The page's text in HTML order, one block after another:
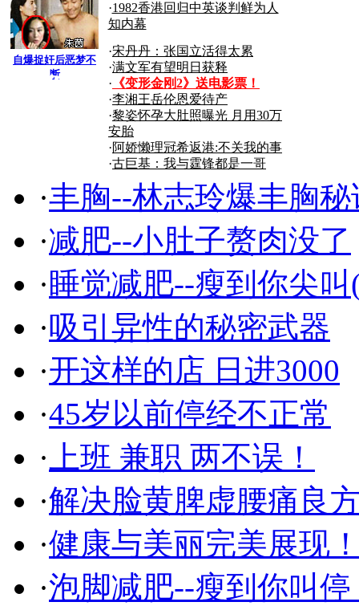
自爆捉奸后恶梦不
断
·1982香港回归中英谈判鲜为人
知内幕
·宋丹丹：张国立活得太累
·满文军有望明日获释
· 《变形金刚2》送电影票！
·李湘王岳伦恩爱待产
·黎姿怀孕大肚照曝光 月用30万
安胎
·阿娇懒理冠希返港:不关我的事
·古巨基：我与霆锋都是一哥
搜狐
·丰胸--林志玲爆丰胸秘
·减肥--小肚子赘肉没了
·睡觉减肥--瘦到你尖叫
·吸引异性的秘密武器
·开这样的店 日进3000
·45岁以前停经不正常
· 上班 兼职 两不误！
·解决脸黄脾虚腰痛良
·健康与美丽完美展现
·泡脚减肥--瘦到你叫停